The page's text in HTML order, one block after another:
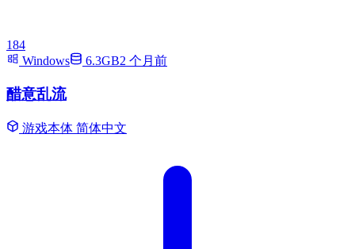
184
Windows
6.3GB2 个月前
醋意乱流
游戏本体 简体中文